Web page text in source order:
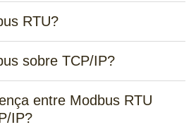
RTU?
sobre TCP/IP?
entre Modbus RTU
IP?